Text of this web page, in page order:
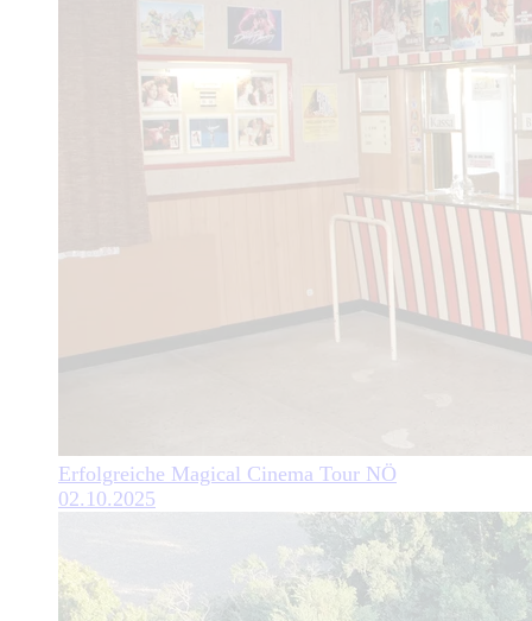
Erfolgreiche Magical Cinema Tour NÖ
02.10.2025